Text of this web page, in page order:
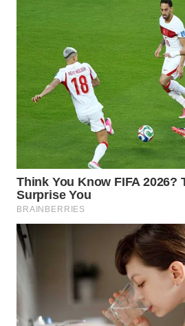
WN DELI
SERDANG
WN
TEBING
TINGGI
WN
PAKPAK
WN
BOGOR